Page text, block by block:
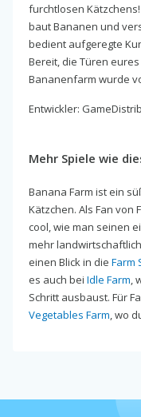
furchtlosen
baut Bananen und
bedient aufgeregte
Bereit, die Türen
Bananenfarm wurde
Entwickler:
Mehr Spiele wie
Banana Farm ist ein
Kätzchen. Als Fan von
cool, wie man seinen
mehr
einen Blick in die Farm
es auch bei Idle Farm,
Schritt ausbaust. Für
Vegetables Farm, wo